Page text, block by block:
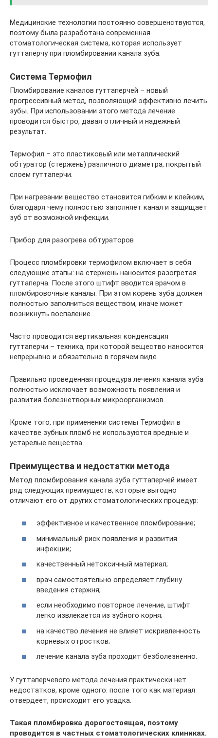
Медицинские технологии постоянно совершенствуются,
поэтому была разработана современная
стоматологическая система, которая использует
гуттаперчу при пломбировании канала зуба.
Система Термофил
Пломбирование каналов гуттаперчей – новый
прогрессивный метод, позволяющий эффективно лечить
зубы. При использовании этого метода лечение
проводится быстро, давая отличный и надежный
результат.
Термофил – это пластиковый или металлический
обтуратор (стержень) различного диаметра, покрытый
слоем гуттаперчи.
При нагревании вещество становится гибким и клейким,
благодаря чему полностью заполняет канал и защищает
зуб от возможной инфекции.
Прибор для разогрева обтураторов
Процесс пломбировки термофилом включает в себя
следующие этапы: на стержень наносится разогретая
гуттаперча. После этого штифт вводится врачом в
пломбировочные каналы. При этом корень зуба должен
полностью заполниться веществом, иначе может
возникнуть воспаление.
Часто проводится вертикальная конденсация
гуттаперчи – техника, при которой вещество наносится
непрерывно и обязательно в горячем виде.
Правильно проведенная процедура лечения канала зуба
полностью исключает возможность появления и
развития болезнетворных микроорганизмов.
Кроме того, при применении системы Термофил в
качестве зубных пломб не используются вредные и
устарелые вещества.
Преимущества и недостатки метода
Метод пломбирования канала зуба гуттаперчей имеет
ряд следующих преимуществ, которые выгодно
отличают его от других стоматологических процедур:
эффективное и качественное пломбирование;
минимальный риск появления и развития
инфекции;
качественный нетоксичный материал;
врач самостоятельно определяет глубину
введения стержня;
если необходимо повторное лечение, штифт
легко извлекается из зубного корня;
на качество лечения не влияет искривленность
корневых отростков;
лечение канала зуба проходит безболезненно.
У гуттаперчевого метода лечения практически нет
недостатков, кроме одного: после того как материал
отвердеет, происходит его усадка.
Такая пломбировка дорогостоящая, поэтому
проводится в частных стоматологических клиниках.